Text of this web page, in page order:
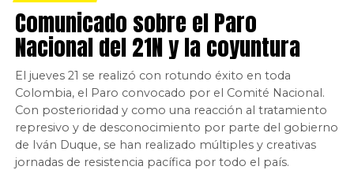
Comunicado sobre el Paro
Nacional del 21N y la coyuntura
El jueves 21 se realizó con rotundo éxito en toda
Colombia, el Paro convocado por el Comité Nacional.
Con posterioridad y como una reacción al tratamiento
represivo y de desconocimiento por parte del gobierno
de Iván Duque, se han realizado múltiples y creativas
jornadas de resistencia pacífica por todo el país.